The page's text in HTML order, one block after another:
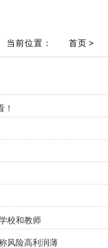
当前位置： 首页 >
校和教师
风险高利润薄